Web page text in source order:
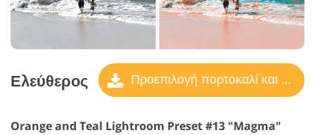
Ελεύθερος Προεπιλογή πορτοκαλί και γαλαζοπράσινο
Orange and Teal Lightroom Preset #13 "Magma"